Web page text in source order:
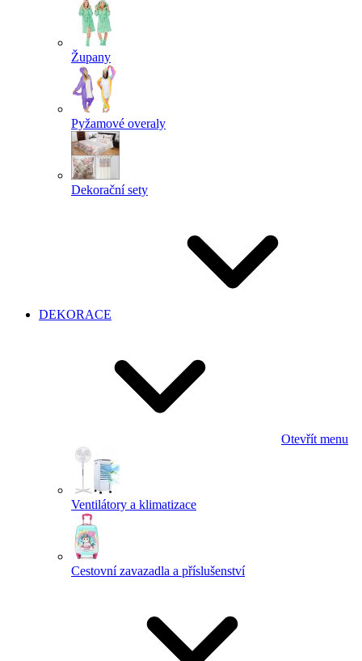
Župany
Pyžamové overaly
Dekorační sety
DEKORACE
Otevřít menu
Ventilátory a klimatizace
Cestovní zavazadla a příslušenství